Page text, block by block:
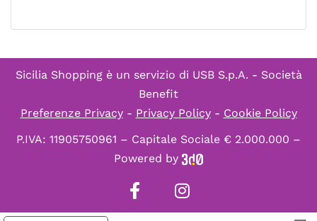
Sicilia Shopping è un servizio di USB S.p.A. - Società
Benefit
Preferenze Privacy- Privacy Policy- Cookie Policy
P.IVA: 11905750961 – Capitale Sociale € 2.000.000 –
Powered by